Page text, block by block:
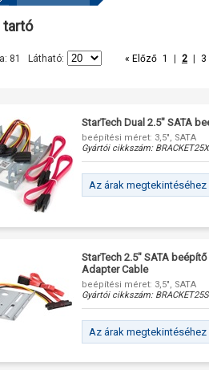
tartó
81 Látható: « Előző 1 2 3
StarTech Dual 2.5" SATA
beépítési méret: 3,5", SATA
Gyártói cikkszám:
Az árak
StarTech 2.5" SATA
Adapter Cable
beépítési méret: 3,5", SATA
Gyártói cikkszám:
Az árak